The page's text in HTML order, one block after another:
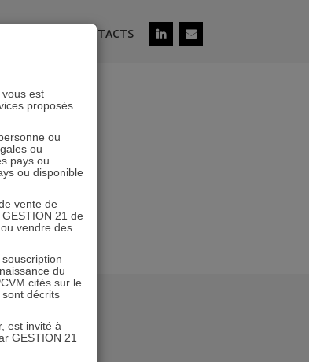
CONTACTS
est
proposés
ou
ou
pays ou
ou disponible
vente de
21 de
vendre des
du
cités sur le
décrits
est invité à
GESTION 21